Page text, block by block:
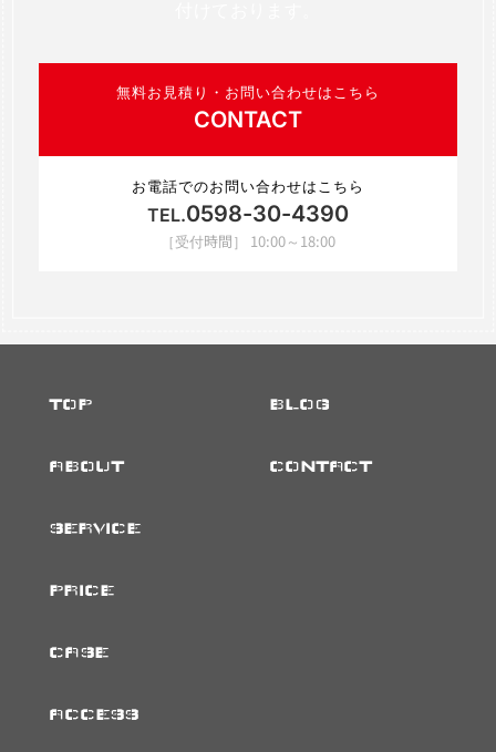
無料お見積り・お問い合わせはこちら
CONTACT
お電話でのお問い合わせはこちら
TEL.0598-30-4390
［受付時間］ 10:00～18:00
TOP
ABOUT
SERVICE
PRICE
CASE
ACCESS
BLOG
CONTACT